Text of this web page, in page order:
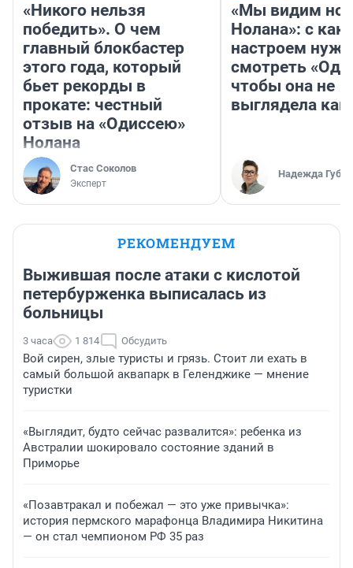
«Никого нельзя
победить». О чем
главный блокбастер
этого года, который
бьет рекорды в
прокате: честный
отзыв на «Одиссею»
Нолана
Стас Соколов
Эксперт
«Мы видим
Нолана»: с
настроем
смотреть
чтобы она не
выглядела как
Надежда
РЕКОМЕНДУЕМ
Выжившая после атаки с кислотой
петербурженка выписалась из
больницы
3 часа 1 814 Обсудить
Вой сирен, злые туристы и грязь. Стоит ли ехать в
самый большой аквапарк в Геленджике — мнение
туристки
«Выглядит, будто сейчас развалится»: ребенка из
Австралии шокировало состояние зданий в
Приморье
«Позавтракал и побежал — это уже привычка»:
история пермского марафонца Владимира Никитина
— он стал чемпионом РФ 35 раз